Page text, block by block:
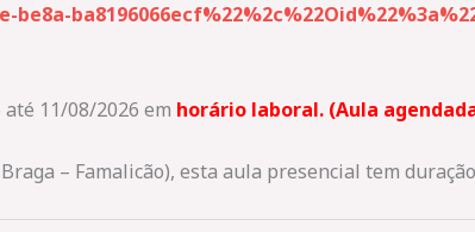
be8a-
11/08/2026 em horário laboral. (Aula
– Famalicão), esta aula presencial tem